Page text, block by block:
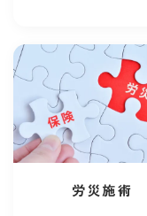
労災施術